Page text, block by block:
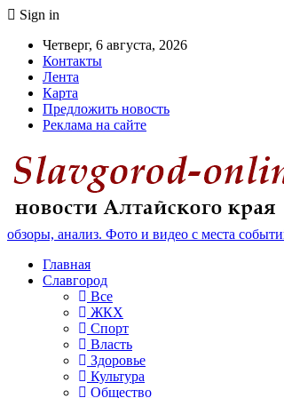
Sign in
Четверг, 6 августа, 2026
Контакты
Лента
Карта
Предложить новость
Реклама на сайте
обзоры, анализ. Фото и видео с места
Главная
Славгород
Все
ЖКХ
Спорт
Власть
Здоровье
Культура
Общество